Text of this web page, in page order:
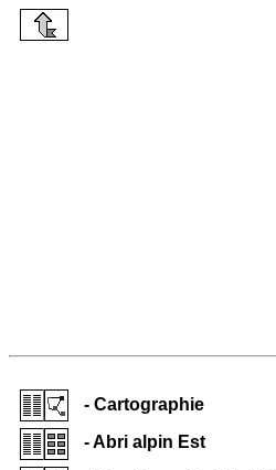
- Cartographie
- Abri alpin Est